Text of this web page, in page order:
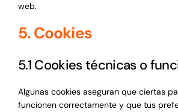
web.
5. Cookies
5.1 Cookies técnicas o
Algunas cookies aseguran que ciertas
funcionen correctamente y que tus